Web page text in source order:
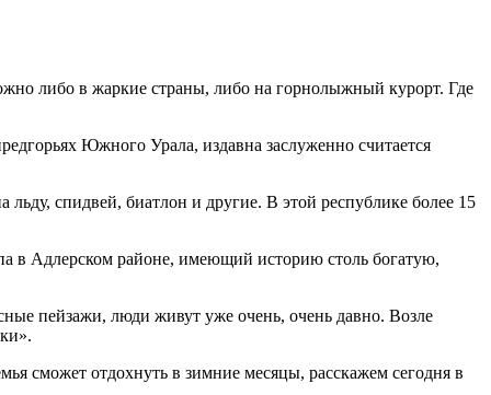
либо в жаркие страны, либо на горнолыжный курорт. Где
Южного Урала, издавна заслуженно считается
спидвей, биатлон и другие. В этой республике более 15
в Адлерском районе, имеющий историю столь богатую,
пейзажи, люди живут уже очень, очень давно. Возле
сможет отдохнуть в зимние месяцы, расскажем сегодня в